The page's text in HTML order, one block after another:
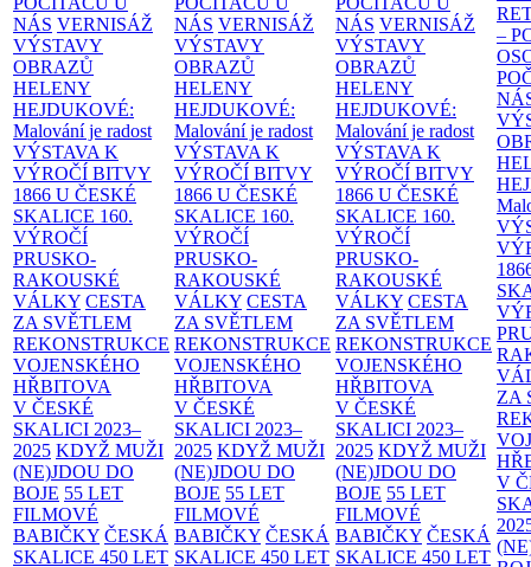
NÁS VERNISÁŽ
VÝSTAVY
OBRAZŮ
HELENY
HEJDUKOVÉ:
Malování je radost
VÝSTAVA K
VÝROČÍ BITVY
1866 U ČESKÉ
SKALICE 160.
VÝROČÍ
PRUSKO-
RAKOUSKÉ
VÁLKY CESTA
ZA SVĚTLEM
REKONSTRUKCE
VOJENSKÉHO
HŘBITOVA
V ČESKÉ
SKALICI 2023–
2025 KDYŽ MUŽI
(NE)JDOU DO
BOJE 55 LET
FILMOVÉ
BABIČKY ČESKÁ
SKALICE 450 LET
NÁS VERNISÁŽ
VÝSTAVY
OBRAZŮ
HELENY
HEJDUKOVÉ:
Malování je radost
VÝSTAVA K
VÝROČÍ BITVY
1866 U ČESKÉ
SKALICE 160.
VÝROČÍ
PRUSKO-
RAKOUSKÉ
VÁLKY CESTA
ZA SVĚTLEM
REKONSTRUKCE
VOJENSKÉHO
HŘBITOVA
V ČESKÉ
SKALICI 2023–
2025 KDYŽ MUŽI
(NE)JDOU DO
BOJE 55 LET
FILMOVÉ
BABIČKY ČESKÁ
SKALICE 450 LET
NÁS VERNISÁŽ
VÝSTAVY
OBRAZŮ
HELENY
HEJDUKOVÉ:
Malování je radost
VÝSTAVA K
VÝROČÍ BITVY
1866 U ČESKÉ
SKALICE 160.
VÝROČÍ
PRUSKO-
RAKOUSKÉ
VÁLKY CESTA
ZA SVĚTLEM
REKONSTRUKCE
VOJENSKÉHO
HŘBITOVA
V ČESKÉ
SKALICI 2023–
2025 KDYŽ MUŽI
(NE)JDOU DO
BOJE 55 LET
FILMOVÉ
BABIČKY ČESKÁ
SKALICE 450 LET
–
ZA
V